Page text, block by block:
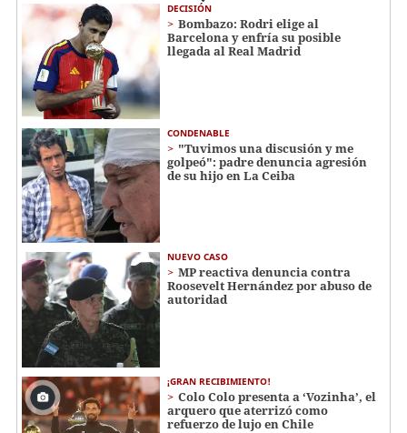
DECISIÓN
Bombazo: Rodri elige al
Barcelona y enfría su posible
llegada al Real Madrid
CONDENABLE
"Tuvimos una discusión y me
golpeó": padre denuncia agresión
de su hijo en La Ceiba
NUEVO CASO
MP reactiva denuncia contra
Roosevelt Hernández por abuso de
autoridad
¡GRAN RECIBIMIENTO!
Colo Colo presenta a ‘Vozinha’, el
arquero que aterrizó como
refuerzo de lujo en Chile